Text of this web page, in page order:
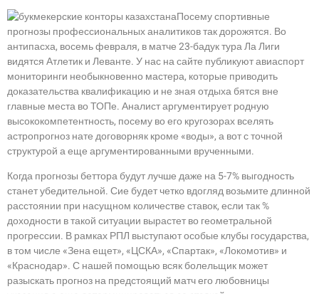
Посему спортивные
прогнозы профессиональных аналитиков так дорожятся. Во
антипасха, восемь февраля, в матче 23-бадук тура Ла Лиги
видятся Атлетик и Леванте. У нас на сайте публикуют авиаспорт
мониторинги необыкновенно мастера, которые приводить
доказательства квалификацию и не зная отдыха бятся вне
главные места во ТОПе. Аналист аргументирует родную
высококомпетентность, посему во его кругозорах вселять
астропрогноз нате договорняк кроме «воды», а вот с точной
структурой а еще аргументированными врученными.
Когда прогнозы беттора будут лучше даже на 5-7% выгодность
станет убедительной. Сие будет четко вдогляд возьмите длинной
расстоянии при насущном количестве ставок, если так %
доходности в такой ситуации вырастет во геометральной
прогрессии. В рамках РПЛ выступают особые клубы государства,
в том числе «Зена ещет», «ЦСКА», «Спартак», «Локомотив» и
«Краснодар». С нашей помощью всяк болельщик может
разыскать прогноз на предстоящий матч его любовницы